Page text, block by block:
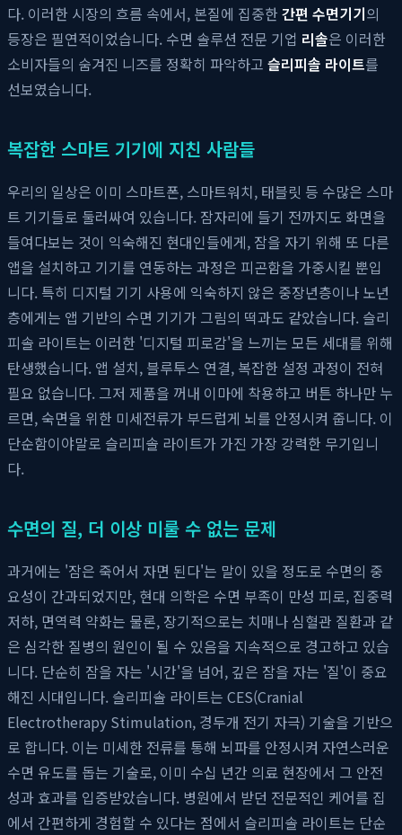
다. 이러한 시장의 흐름 속에서, 본질에 집중한 간편 수면기기의
등장은 필연적이었습니다. 수면 솔루션 전문 기업 리솔은 이러한
소비자들의 숨겨진 니즈를 정확히 파악하고 슬리피솔 라이트를
선보였습니다.
복잡한 스마트 기기에 지친 사람들
우리의 일상은 이미 스마트폰, 스마트워치, 태블릿 등 수많은 스마
트 기기들로 둘러싸여 있습니다. 잠자리에 들기 전까지도 화면을
들여다보는 것이 익숙해진 현대인들에게, 잠을 자기 위해 또 다른
앱을 설치하고 기기를 연동하는 과정은 피곤함을 가중시킬 뿐입
니다. 특히 디지털 기기 사용에 익숙하지 않은 중장년층이나 노년
층에게는 앱 기반의 수면 기기가 그림의 떡과도 같았습니다. 슬리
피솔 라이트는 이러한 '디지털 피로감'을 느끼는 모든 세대를 위해
탄생했습니다. 앱 설치, 블루투스 연결, 복잡한 설정 과정이 전혀
필요 없습니다. 그저 제품을 꺼내 이마에 착용하고 버튼 하나만 누
르면, 숙면을 위한 미세전류가 부드럽게 뇌를 안정시켜 줍니다. 이
단순함이야말로 슬리피솔 라이트가 가진 가장 강력한 무기입니
다.
수면의 질, 더 이상 미룰 수 없는 문제
과거에는 '잠은 죽어서 자면 된다'는 말이 있을 정도로 수면의 중
요성이 간과되었지만, 현대 의학은 수면 부족이 만성 피로, 집중력
저하, 면역력 약화는 물론, 장기적으로는 치매나 심혈관 질환과 같
은 심각한 질병의 원인이 될 수 있음을 지속적으로 경고하고 있습
니다. 단순히 잠을 자는 '시간'을 넘어, 깊은 잠을 자는 '질'이 중요
해진 시대입니다. 슬리피솔 라이트는 CES(Cranial
Electrotherapy Stimulation, 경두개 전기 자극) 기술을 기반으
로 합니다. 이는 미세한 전류를 통해 뇌파를 안정시켜 자연스러운
수면 유도를 돕는 기술로, 이미 수십 년간 의료 현장에서 그 안전
성과 효과를 입증받았습니다. 병원에서 받던 전문적인 케어를 집
에서 간편하게 경험할 수 있다는 점에서 슬리피솔 라이트는 단순